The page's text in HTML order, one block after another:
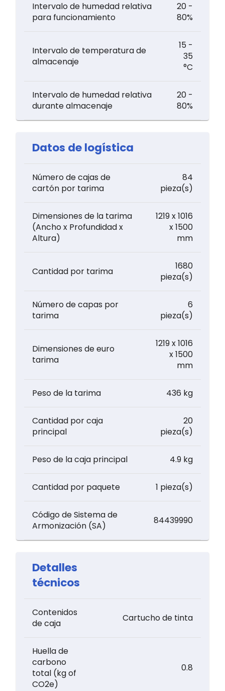
Intervalo de humedad relativa
para funcionamiento
20 -
80%
Intervalo de temperatura de
almacenaje
15 -
35
°C
Intervalo de humedad relativa
durante almacenaje
20 -
80%
Datos de logística
Número de cajas de
cartón por tarima
84
pieza(s)
Dimensiones de la tarima
(Ancho x Profundidad x
Altura)
1219 x 1016
x 1500
mm
Cantidad por tarima
1680
pieza(s)
Número de capas por
tarima
6
pieza(s)
Dimensiones de euro
tarima
1219 x 1016
x 1500
mm
Peso de la tarima 436 kg
Cantidad por caja
principal
20
pieza(s)
Peso de la caja principal 4.9 kg
Cantidad por paquete 1 pieza(s)
Código de Sistema de
Armonización (SA)
84439990
Detalles
técnicos
Contenidos
de caja
Cartucho de tinta
Huella de
carbono
total (kg of
CO2e)
0.8